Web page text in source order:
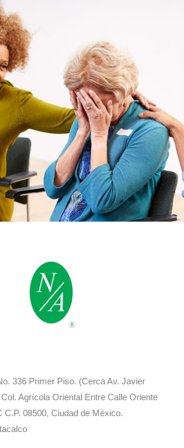
336 Primer Piso. (Cerca Av. Javier
Agrícola Oriental Entre Calle Oriente
C.P. 08500, Ciudad de México.